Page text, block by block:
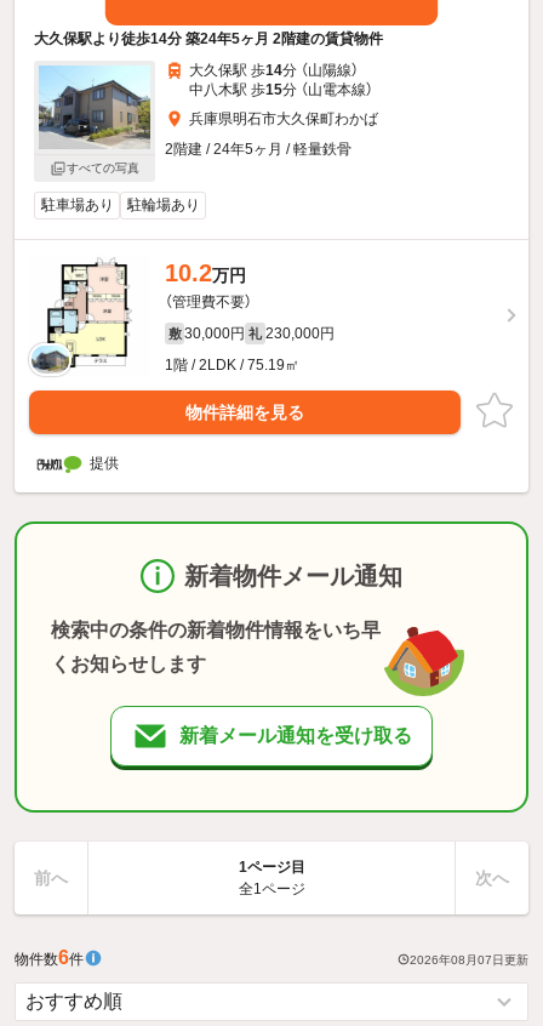
大久保駅より徒歩14分 築24年5ヶ月 2階建の賃貸物件
すべての写真
大久保駅 歩14分 （山陽線）
中八木駅 歩15分 （山電本線）
兵庫県明石市大久保町わかば
2階建 / 24年5ヶ月 / 軽量鉄骨
駐車場あり 駐輪場あり
10.2万円
（管理費不要）
敷 30,000円 礼 230,000円
1階 / 2LDK / 75.19㎡
物件詳細を見る
提供
新着物件メール通知
検索中の条件の新着物件情報をいち早
くお知らせします
新着メール通知を受け取る
前へ
1ページ目
全1ページ
次へ
物件数6件 2026年08月07日更新